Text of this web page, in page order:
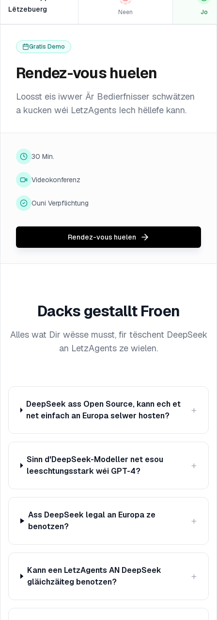
Lëtzebuerg
Neen Jo
Gratis Demo
Rendez-vous huelen
Loosst eis iwwer Är Bedierfnisser schwätzen
a kucken wéi LetzAgents Iech hëllefe kann.
30 Min.
Videokonferenz
Ouni Verpflichtung
Rendez-vous huelen
Dacks gestallt Froen
Alles wat Dir wësse musst, fir tëschent DeepSeek
an LetzAgents ze wielen.
DeepSeek ass Open Source, kann ech et
net einfach an Europa selwer hosten?
+
Sinn d'DeepSeek-Modeller net esou
leeschtungsstark wéi GPT-4?
+
Ass DeepSeek legal an Europa ze
benotzen?
+
Kann een LetzAgents AN DeepSeek
gläichzäiteg benotzen?
+